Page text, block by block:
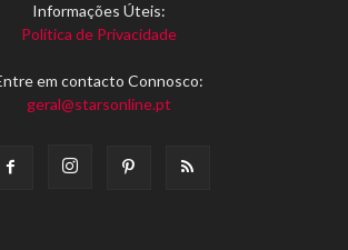
Informações Úteis:
Política de Privacidade
em contacto Connosco:
geral@starsonline.pt